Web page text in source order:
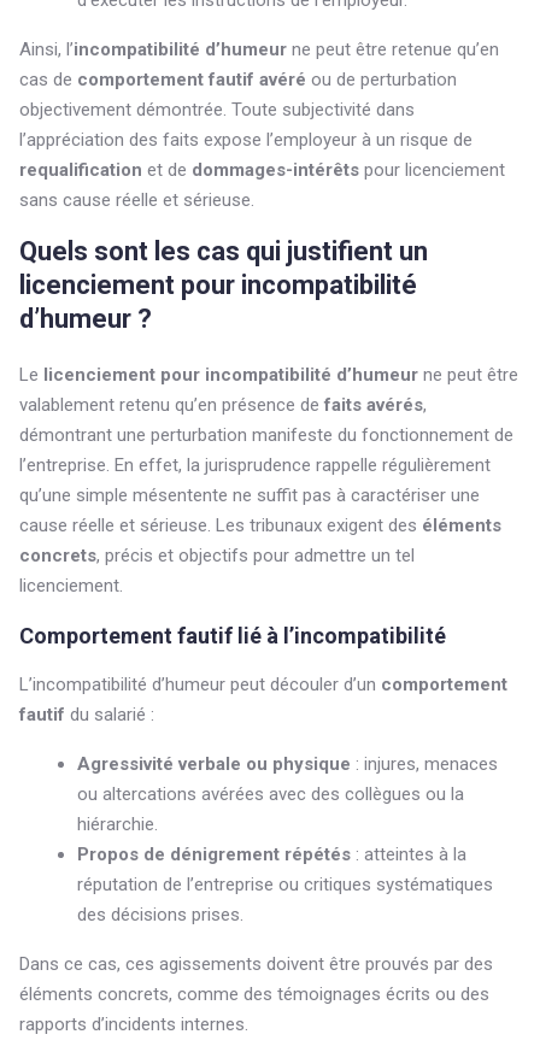
Ainsi, l’incompatibilité d’humeur ne peut être retenue qu’en
cas de comportement fautif avéré ou de perturbation
objectivement démontrée. Toute subjectivité dans
l’appréciation des faits expose l’employeur à un risque de
requalification et de dommages-intérêts pour licenciement
sans cause réelle et sérieuse.
Quels sont les cas qui justifient un
licenciement pour incompatibilité
d’humeur ?
Le licenciement pour incompatibilité d’humeur ne peut être
valablement retenu qu’en présence defaits avérés,
démontrant une perturbation manifeste du fonctionnement de
l’entreprise. En effet, la jurisprudence rappelle régulièrement
qu’une simple mésentente ne suffit pas à caractériser une
cause réelle et sérieuse. Les tribunaux exigent des éléments
concrets, précis et objectifs pour admettre un tel
licenciement.
Comportement fautif lié à l’incompatibilité
L’incompatibilité d’humeur peut découler d’un comportement
fautif du salarié :
Agressivité verbale ou physique : injures, menaces
ou altercations avérées avec des collègues ou la
hiérarchie.
Propos de dénigrement répétés : atteintes à la
réputation de l’entreprise ou critiques systématiques
des décisions prises.
Dans ce cas, ces agissements doivent être prouvés par des
éléments concrets, comme des témoignages écrits ou des
rapports d’incidents internes.